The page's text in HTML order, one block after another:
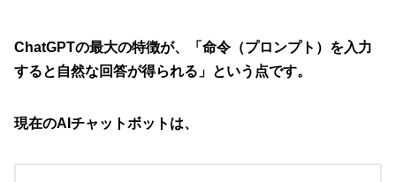
ChatGPTの最大の特徴が、「命令（プロンプト）を入力
すると自然な回答が得られる」という点です。
現在のAIチャットボットは、